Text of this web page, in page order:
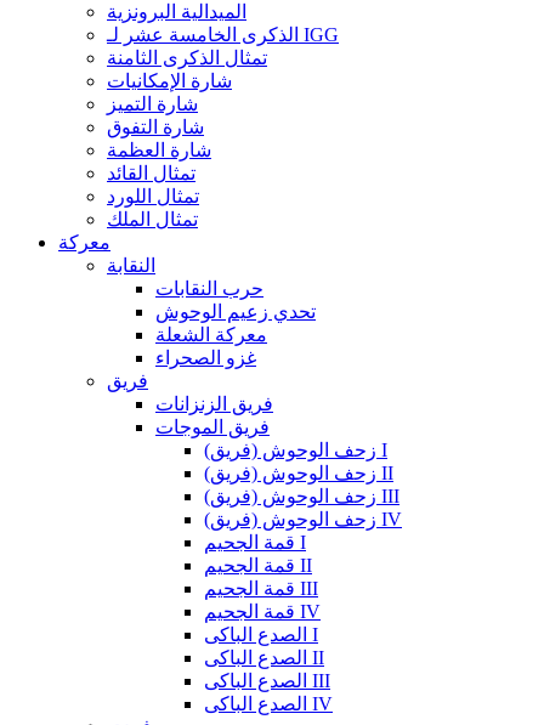
الميدالية البرونزية
الذكرى الخامسة عشر لـ IGG
تمثال الذكرى الثامنة
شارة الإمكانيات
شارة التميز
شارة التفوق
شارة العظمة
تمثال القائد
تمثال اللورد
تمثال الملك
معركة
النقابة
حرب النقابات
تحدي زعيم الوحوش
معركة الشعلة
غزو الصحراء
فريق
فريق الزنزانات
فريق الموجات
زحف الوحوش (فريق) I
زحف الوحوش (فريق) II
زحف الوحوش (فريق) III
زحف الوحوش (فريق) IV
قمة الجحيم I
قمة الجحيم II
قمة الجحيم III
قمة الجحيم IV
الصدع الباكى I
الصدع الباكى II
الصدع الباكى III
الصدع الباكى IV